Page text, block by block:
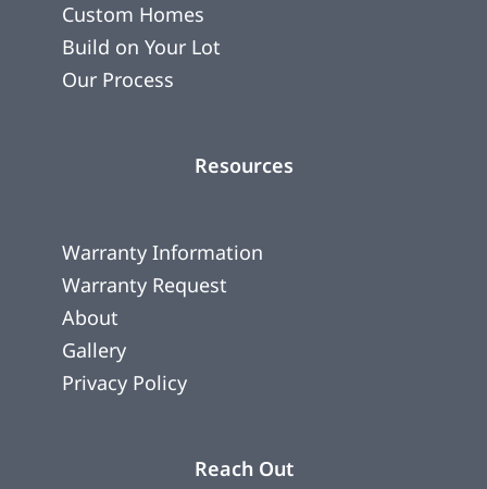
Custom Homes
Build on Your Lot
Our Process
Resources
Warranty Information
Warranty Request
About
Gallery
Privacy Policy
Reach Out